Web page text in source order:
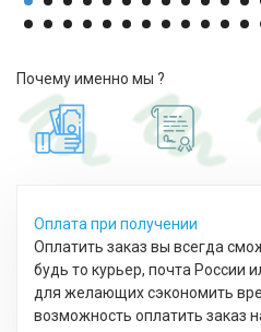
Почему именно мы ?
Оплата при получении
Оплатить заказ вы всегда
будь то курьер, почта России
для желающих сэкономить
возможность оплатить заказ